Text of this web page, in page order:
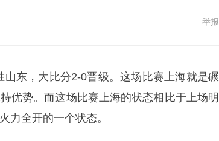
举报
东，大比分2-0晋级。这场比赛上海就是碾
优势。而这场比赛上海的状态相比于上场明
火力全开的一个状态。